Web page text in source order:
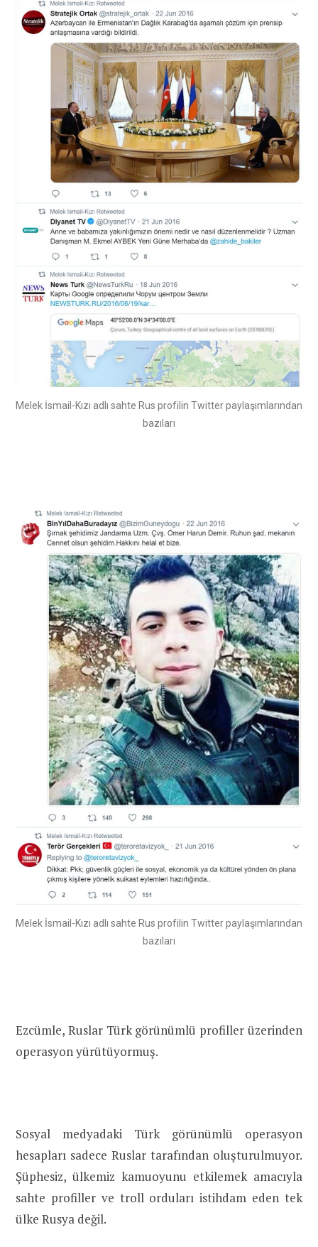
Melek İsmail-Kızı adlı sahte Rus profilin Twitter paylaşımlarından
bazıları
Melek İsmail-Kızı adlı sahte Rus profilin Twitter paylaşımlarından
bazıları
Ezcümle, Ruslar Türk görünümlü profiller üzerinden
operasyon yürütüyormuş.
Sosyal medyadaki Türk görünümlü operasyon
hesapları sadece Ruslar tarafından oluşturulmuyor.
Şüphesiz, ülkemiz kamuoyunu etkilemek amacıyla
sahte profiller ve troll orduları istihdam eden tek
ülke Rusya değil.